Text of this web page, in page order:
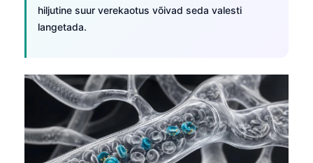
hiljutine suur verekaotus võivad seda valesti
langetada.
日本語
Čeština
ქართული
Русский
Polski
한국어